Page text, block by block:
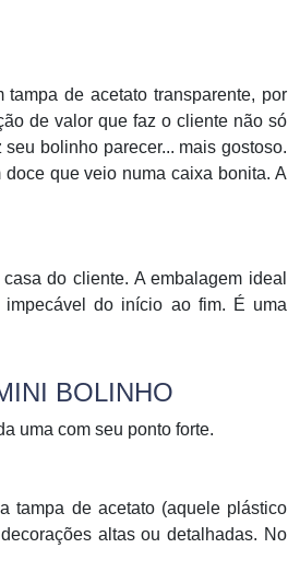
de acetato transparente, por
de valor que faz o cliente não só
bolinho parecer... mais gostoso.
que veio numa caixa bonita. A
do cliente. A embalagem ideal
do início ao fim. É uma
BOLINHO
uma com seu ponto forte.
tampa de acetato (aquele plástico
altas ou detalhadas. No